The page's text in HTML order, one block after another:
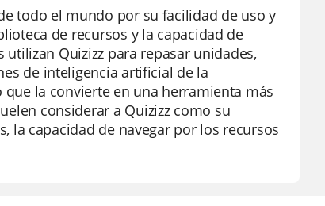
todo el mundo por su facilidad de uso y
de recursos y la capacidad de
Quizizz para repasar unidades,
de inteligencia artificial de la
la convierte en una herramienta más
considerar a Quizizz como su
la capacidad de navegar por los recursos